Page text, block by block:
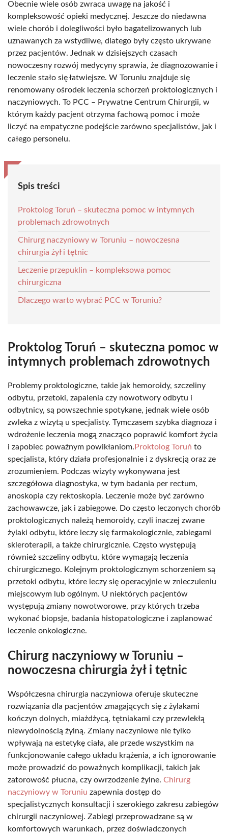
Obecnie wiele osób zwraca uwagę na jakość i
kompleksowość opieki medycznej. Jeszcze do niedawna
wiele chorób i dolegliwości było bagatelizowanych lub
uznawanych za wstydliwe, dlatego były często ukrywane
przez pacjentów. Jednak w dzisiejszych czasach
nowoczesny rozwój medycyny sprawia, że diagnozowanie i
leczenie stało się łatwiejsze. W Toruniu znajduje się
renomowany ośrodek leczenia schorzeń proktologicznych i
naczyniowych. To PCC – Prywatne Centrum Chirurgii, w
którym każdy pacjent otrzyma fachową pomoc i może
liczyć na empatyczne podejście zarówno specjalistów, jak i
całego personelu.
Spis treści
Proktolog Toruń – skuteczna pomoc w intymnych
problemach zdrowotnych
Chirurg naczyniowy w Toruniu – nowoczesna
chirurgia żył i tętnic
Leczenie przepuklin – kompleksowa pomoc
chirurgiczna
Dlaczego warto wybrać PCC w Toruniu?
Proktolog Toruń – skuteczna pomoc w
intymnych problemach zdrowotnych
Problemy proktologiczne, takie jak hemoroidy, szczeliny
odbytu, przetoki, zapalenia czy nowotwory odbytu i
odbytnicy, są powszechnie spotykane, jednak wiele osób
zwleka z wizytą u specjalisty. Tymczasem szybka diagnoza i
wdrożenie leczenia mogą znacząco poprawić komfort życia
i zapobiec poważnym powikłaniom. Proktolog Toruń to
specjalista, który działa profesjonalnie i z dyskrecją oraz ze
zrozumieniem. Podczas wizyty wykonywana jest
szczegółowa diagnostyka, w tym badania per rectum,
anoskopia czy rektoskopia. Leczenie może być zarówno
zachowawcze, jak i zabiegowe. Do często leczonych chorób
proktologicznych należą hemoroidy, czyli inaczej zwane
żylaki odbytu, które leczy się farmakologicznie, zabiegami
skleroterapii, a także chirurgicznie. Często występują
również szczeliny odbytu, które wymagają leczenia
chirurgicznego. Kolejnym proktologicznym schorzeniem są
przetoki odbytu, które leczy się operacyjnie w znieczuleniu
miejscowym lub ogólnym. U niektórych pacjentów
występują zmiany nowotworowe, przy których trzeba
wykonać biopsje, badania histopatologiczne i zaplanować
leczenie onkologiczne.
Chirurg naczyniowy w Toruniu –
nowoczesna chirurgia żył i tętnic
Współczesna chirurgia naczyniowa oferuje skuteczne
rozwiązania dla pacjentów zmagających się z żylakami
kończyn dolnych, miażdżycą, tętniakami czy przewlekłą
niewydolnością żylną. Zmiany naczyniowe nie tylko
wpływają na estetykę ciała, ale przede wszystkim na
funkcjonowanie całego układu krążenia, a ich ignorowanie
może prowadzić do poważnych komplikacji, takich jak
zatorowość płucna, czy owrzodzenie żylne. Chirurg
naczyniowy w Toruniu zapewnia dostęp do
specjalistycznych konsultacji i szerokiego zakresu zabiegów
chirurgii naczyniowej. Zabiegi przeprowadzane są w
komfortowych warunkach, przez doświadczonych